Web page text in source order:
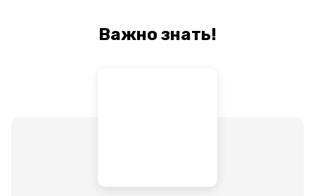
Важно знать!